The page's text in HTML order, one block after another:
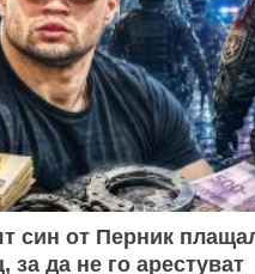
син от Перник
за да не го арестуват